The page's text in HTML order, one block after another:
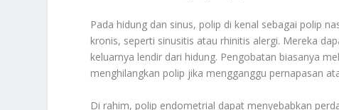
Pada hidung dan sinus, polip di kenal sebagai polip
kronis, seperti sinusitis atau rhinitis alergi. Mereka
keluarnya lendir dari hidung. Pengobatan biasanya
menghilangkan polip jika mengganggu pernapasan
Di rahim, polip endometrial dapat menyebabkan